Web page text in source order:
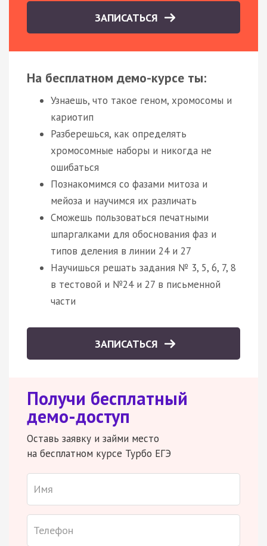
ЗАПИСАТЬСЯ
На бесплатном демо-курсе ты:
Узнаешь, что такое геном, хромосомы и
кариотип
Разберешься, как определять
хромосомные наборы и никогда не
ошибаться
Познакомимся со фазами митоза и
мейоза и научимся их различать
Сможешь пользоваться печатными
шпаргалками для обоснования фаз и
типов деления в линии 24 и 27
Научишься решать задания № 3, 5, 6, 7, 8
в тестовой и №24 и 27 в письменной
части
ЗАПИСАТЬСЯ
Получи бесплатный
демо-доступ
Оставь заявку и займи место
на бесплатном курсе Турбо ЕГЭ